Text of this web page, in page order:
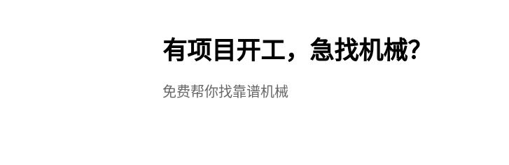
有项目开工，急找机械？
免费帮你找靠谱机械